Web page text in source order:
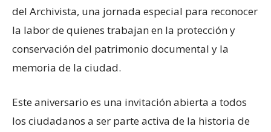
del Archivista, una jornada especial para reconocer
la labor de quienes trabajan en la protección y
conservación del patrimonio documental y la
memoria de la ciudad.
Este aniversario es una invitación abierta a todos
los ciudadanos a ser parte activa de la historia de